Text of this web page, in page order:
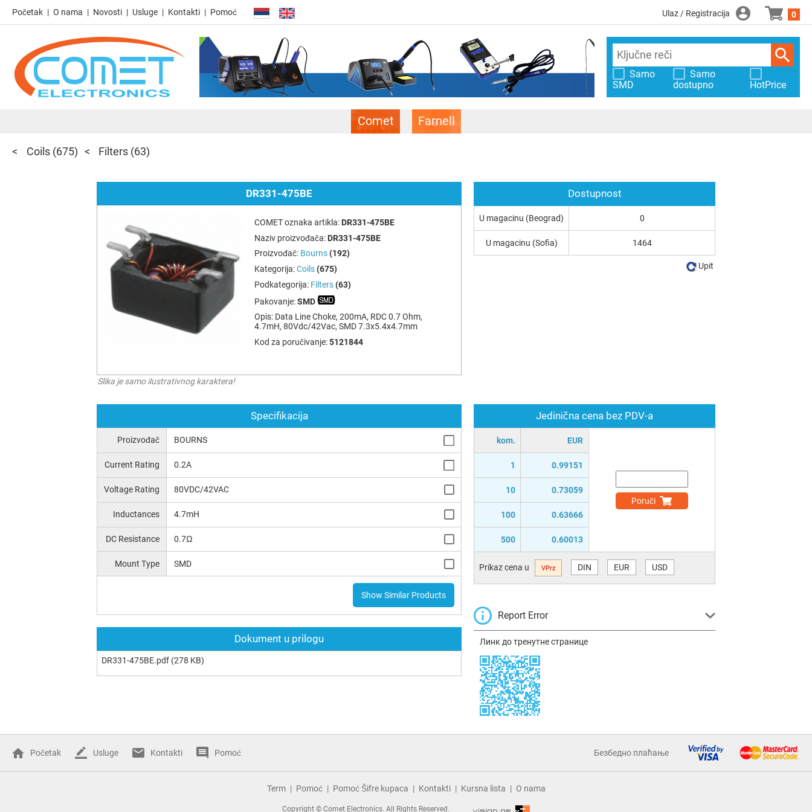
Početak O nama Novosti Usluge Kontakti Pomoć Ulaz / Registracija 0
Samo
SMD
Samo
dostupno
HotPrice
Comet Farnell
Coils (675) Filters (63)
DR331-475BE
COMET oznaka artikla: DR331-475BE
Naziv proizvođača: DR331-475BE
Proizvođač: Bourns (192)
Kategorija:Coils (675)
Podkategorija: Filters (63)
Pakovanje:SMD
Opis: Data Line Choke, 200mА, RDC 0.7 Ohm,
4.7mH, 80Vdc/42Vac, SMD 7.3x5.4x4.7mm
Kod za poručivanje:5121844
Slika je samo ilustrativnog karaktera!
Specifikacija
Proizvođač BOURNS
Current Rating 0.2A
Voltage Rating 80VDC/42VAC
Inductances 4.7mH
DC Resistance 0.7Ω
Mount Type SMD
Show Similar Products
Dokument u prilogu
DR331-475BE.pdf (278 KB)
Jedinična cena bez PDV-a
kom. EUR
1 0.99151
10 0.73059
100 0.63666
500 0.60013
Poruči
Prikaz cena u VPrz DIN EUR USD
Report Error
Линк до тренутне странице
Dostupnost
U magacinu (Beograd) 0
U magacinu (Sofia) 1464
Upit
Početak Usluge Kontakti Pomoć Безбедно плаћање
Term Pomoć Pomoć Šifre kupaca Kontakti Kursna lista O nama
Copyright © Comet Electronics. All Rights Reserved.